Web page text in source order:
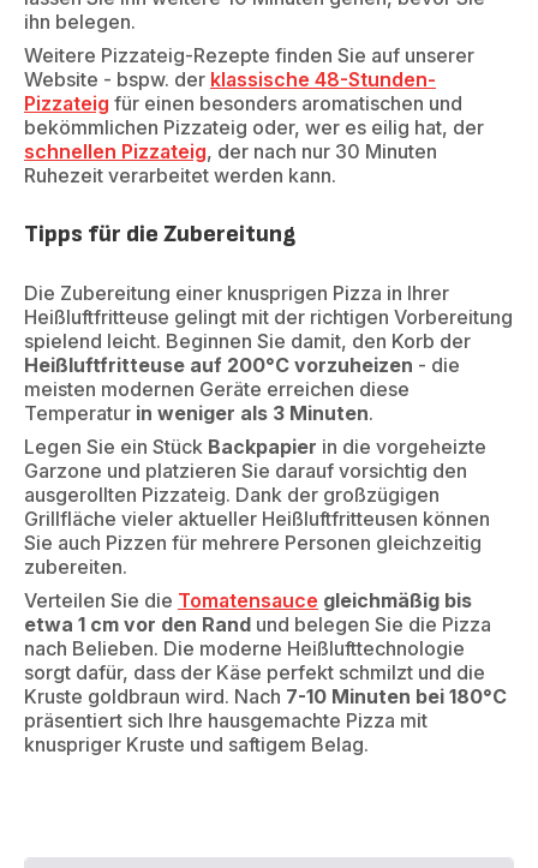
ihn belegen.
Weitere Pizzateig-Rezepte finden Sie auf unserer
Website - bspw. der klassische 48-Stunden-
Pizzateig für einen besonders aromatischen und
bekömmlichen Pizzateig oder, wer es eilig hat, der
schnellen Pizzateig, der nach nur 30 Minuten
Ruhezeit verarbeitet werden kann.
Tipps für die Zubereitung
Die Zubereitung einer knusprigen Pizza in Ihrer
Heißluftfritteuse gelingt mit der richtigen Vorbereitung
spielend leicht. Beginnen Sie damit, den Korb der
Heißluftfritteuse auf 200°C vorzuheizen - die
meisten modernen Geräte erreichen diese
Temperatur in weniger als 3 Minuten.
Legen Sie ein Stück Backpapier in die vorgeheizte
Garzone und platzieren Sie darauf vorsichtig den
ausgerollten Pizzateig. Dank der großzügigen
Grillfläche vieler aktueller Heißluftfritteusen können
Sie auch Pizzen für mehrere Personen gleichzeitig
zubereiten.
Verteilen Sie die Tomatensauce gleichmäßig bis
etwa 1 cm vor den Rand und belegen Sie die Pizza
nach Belieben. Die moderne Heißlufttechnologie
sorgt dafür, dass der Käse perfekt schmilzt und die
Kruste goldbraun wird. Nach 7-10 Minuten bei 180°C
präsentiert sich Ihre hausgemachte Pizza mit
knuspriger Kruste und saftigem Belag.